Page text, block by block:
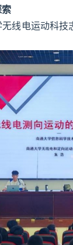
线电运动科